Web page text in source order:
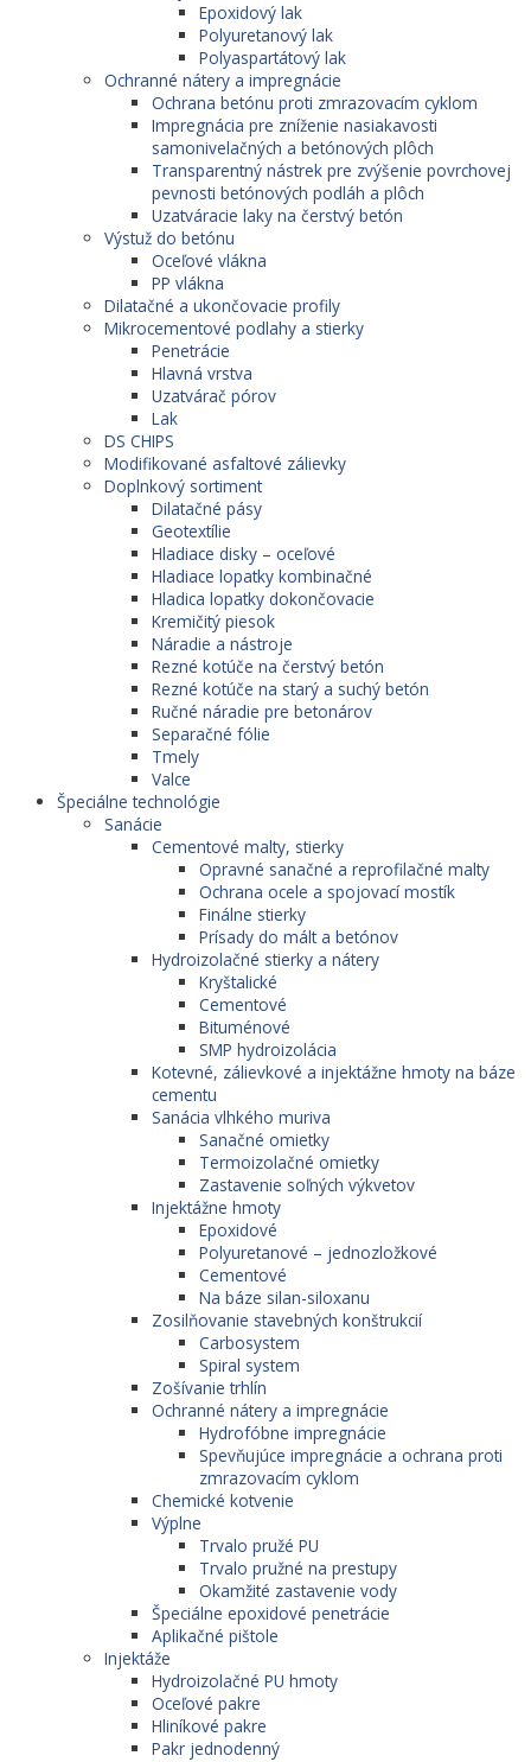
Epoxidový lak
Polyuretanový lak
Polyaspartátový lak
Ochranné nátery a impregnácie
Ochrana betónu proti zmrazovacím cyklom
Impregnácia pre zníženie nasiakavosti
samonivelačných a betónových plôch
Transparentný nástrek pre zvýšenie povrchovej
pevnosti betónových podláh a plôch
Uzatváracie laky na čerstvý betón
Výstuž do betónu
Oceľové vlákna
PP vlákna
Dilatačné a ukončovacie profily
Mikrocementové podlahy a stierky
Penetrácie
Hlavná vrstva
Uzatvárač pórov
Lak
DS CHIPS
Modifikované asfaltové zálievky
Doplnkový sortiment
Dilatačné pásy
Geotextílie
Hladiace disky – oceľové
Hladiace lopatky kombinačné
Hladica lopatky dokončovacie
Kremičitý piesok
Náradie a nástroje
Rezné kotúče na čerstvý betón
Rezné kotúče na starý a suchý betón
Ručné náradie pre betonárov
Separačné fólie
Tmely
Valce
Špeciálne technológie
Sanácie
Cementové malty, stierky
Opravné sanačné a reprofilačné malty
Ochrana ocele a spojovací mostík
Finálne stierky
Prísady do mált a betónov
Hydroizolačné stierky a nátery
Kryštalické
Cementové
Bituménové
SMP hydroizolácia
Kotevné, zálievkové a injektážne hmoty na báze
cementu
Sanácia vlhkého muriva
Sanačné omietky
Termoizolačné omietky
Zastavenie soľných výkvetov
Injektážne hmoty
Epoxidové
Polyuretanové – jednozložkové
Cementové
Na báze silan-siloxanu
Zosilňovanie stavebných konštrukcií
Carbosystem
Spiral system
Zošívanie trhlín
Ochranné nátery a impregnácie
Hydrofóbne impregnácie
Spevňujúce impregnácie a ochrana proti
zmrazovacím cyklom
Chemické kotvenie
Výplne
Trvalo pružé PU
Trvalo pružné na prestupy
Okamžité zastavenie vody
Špeciálne epoxidové penetrácie
Aplikačné pištole
Injektáže
Hydroizolačné PU hmoty
Oceľové pakre
Hliníkové pakre
Pakr jednodenný